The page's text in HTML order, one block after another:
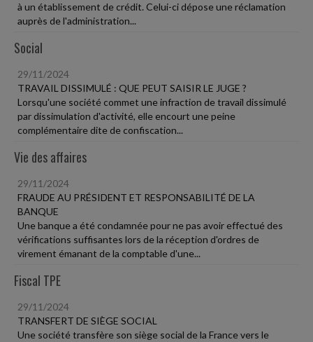
à un établissement de crédit. Celui-ci dépose une réclamation
auprès de l'administration...
Social
29/11/2024
TRAVAIL DISSIMULÉ : QUE PEUT SAISIR LE JUGE ?
Lorsqu'une société commet une infraction de travail dissimulé
par dissimulation d'activité, elle encourt une peine
complémentaire dite de confiscation...
Vie des affaires
29/11/2024
FRAUDE AU PRÉSIDENT ET RESPONSABILITÉ DE LA
BANQUE
Une banque a été condamnée pour ne pas avoir effectué des
vérifications suffisantes lors de la réception d'ordres de
virement émanant de la comptable d'une...
Fiscal TPE
29/11/2024
TRANSFERT DE SIÈGE SOCIAL
Une société transfère son siège social de la France vers le